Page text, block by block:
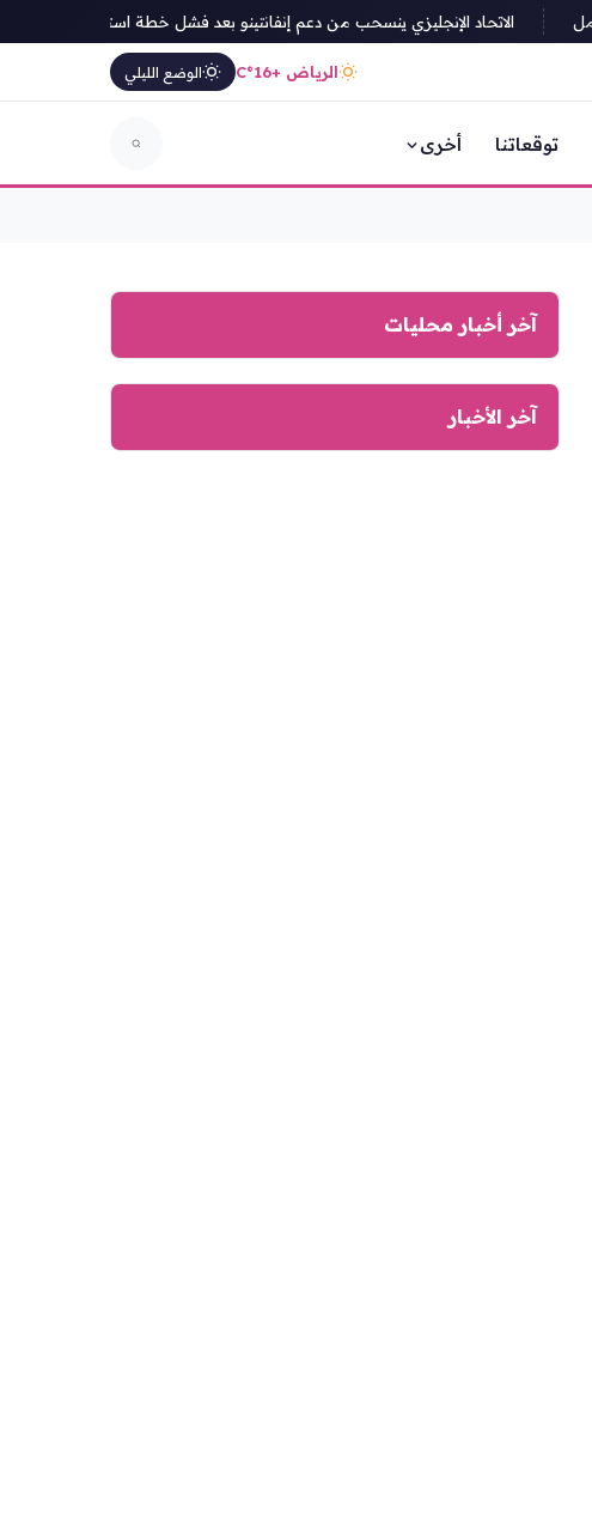
الاتحاد الإنجليزي ينسحب من دعم إنفانتينو بعد فشل خطة استثمار كأس العالم
الرياض +16°C الوضع الليلي
توقعاتنا أخرى
آخر أخبار محليات
آخر الأخبار